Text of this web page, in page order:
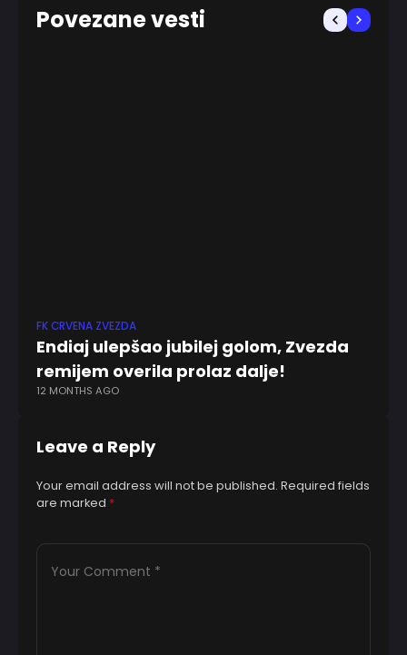
Povezane vesti
FK CRVENA ZVEZDA
Endiaj ulepšao jubilej golom, Zvezda
remijem overila prolaz dalje!
12 MONTHS AGO
Leave a Reply
Your email address will not be published. Required fields
are marked *